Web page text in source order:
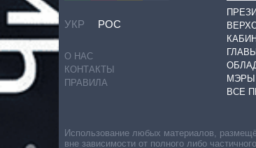
УКР РОС
О НАС
КОНТАКТЫ
ПРАВИЛА
ГЛАВЫ
МЭРЫ
ВСЕ
Использование любых материалов,
вне зависимости от полного либо